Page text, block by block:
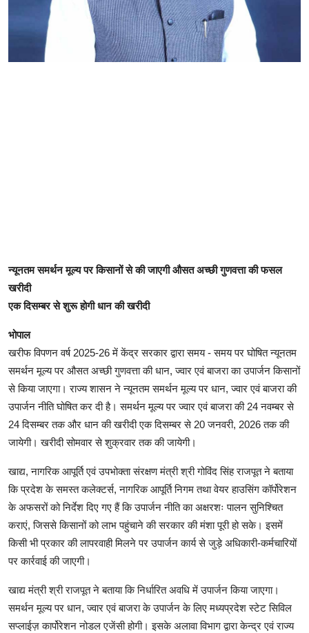
न्यूनतम समर्थन मूल्य पर किसानों से की जाएगी औसत अच्छी गुणवत्ता की फसल
खरीदी
एक दिसम्बर से शुरू होगी धान की खरीदी
भोपाल
खरीफ विपणन वर्ष 2025-26 में केंद्र सरकार द्वारा समय - समय पर घोषित न्यूनतम
समर्थन मूल्य पर औसत अच्छी गुणवत्ता की धान, ज्वार एवं बाजरा का उपार्जन किसानों
से किया जाएगा। राज्य शासन ने न्यूनतम समर्थन मूल्य पर धान, ज्वार एवं बाजरा की
उपार्जन नीति घोषित कर दी है। समर्थन मूल्य पर ज्वार एवं बाजरा की 24 नवम्बर से
24 दिसम्बर तक और धान की खरीदी एक दिसम्बर से 20 जनवरी, 2026 तक की
जायेगी। खरीदी सोमवार से शुक्रवार तक की जायेगी।
खाद्य, नागरिक आपूर्ति एवं उपभोक्ता संरक्षण मंत्री श्री गोविंद सिंह राजपूत ने बताया
कि प्रदेश के समस्त कलेक्टर्स, नागरिक आपूर्ति निगम तथा वेयर हाउसिंग कॉर्पोरेशन
के अफसरों को निर्देश दिए गए हैं कि उपार्जन नीति का अक्षरशः पालन सुनिश्चित
कराएं, जिससे किसानों को लाभ पहुंचाने की सरकार की मंशा पूरी हो सके। इसमें
किसी भी प्रकार की लापरवाही मिलने पर उपार्जन कार्य से जुड़े अधिकारी-कर्मचारियों
पर कार्रवाई की जाएगी।
खाद्य मंत्री श्री राजपूत ने बताया कि निर्धारित अवधि में उपार्जन किया जाएगा।
समर्थन मूल्य पर धान, ज्वार एवं बाजरा के उपार्जन के लिए मध्यप्रदेश स्टेट सिविल
सप्लाईज़ कार्पोरेशन नोडल एजेंसी होगी। इसके अलावा विभाग द्वारा केन्द्र एवं राज्य